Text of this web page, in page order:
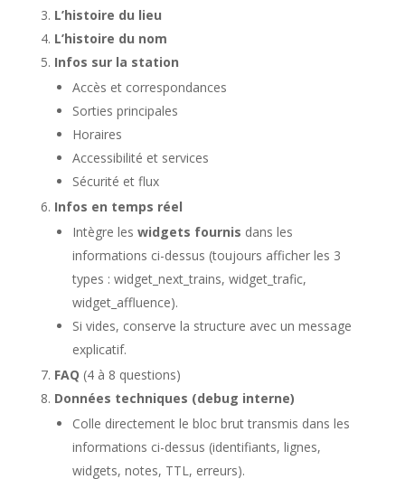
L’histoire du lieu
L’histoire du nom
Infos sur la station
Accès et correspondances
Sorties principales
Horaires
Accessibilité et services
Sécurité et flux
Infos en temps réel
Intègre les widgets fournis dans les
informations ci-dessus (toujours afficher les 3
types : widget_next_trains, widget_trafic,
widget_affluence).
Si vides, conserve la structure avec un message
explicatif.
FAQ (4 à 8 questions)
Données techniques (debug interne)
Colle directement le bloc brut transmis dans les
informations ci-dessus (identifiants, lignes,
widgets, notes, TTL, erreurs).